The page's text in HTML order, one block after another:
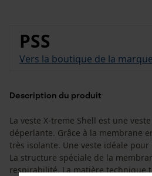
PSS
Vers la boutique de la marque
Description du produit
La veste X-treme Shell est une
déperlante. Grâce à la membrane
très isolante. Une veste idéale
La structure spéciale de la
respirabilité. La matière technique